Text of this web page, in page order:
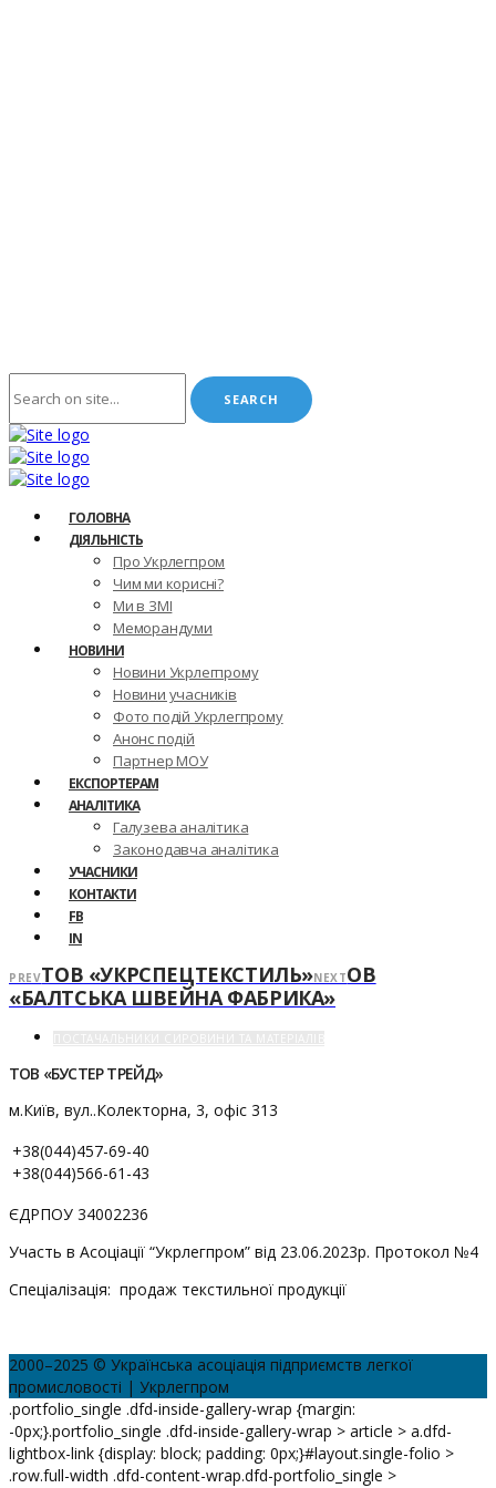
ГОЛОВНА
ДІЯЛЬНІСТЬ
Про Укрлегпром
Чим ми корисні?
Ми в ЗМІ
Меморандуми
НОВИНИ
Новини Укрлегпрому
Новини учасників
Фото подій Укрлегпрому
Анонс подій
Партнер МОУ
ЕКСПОРТЕРАМ
АНАЛІТИКА
Галузева аналітика
Законодавча аналітика
УЧАСНИКИ
КОНТАКТИ
FB
IN
PREVТОВ «УКРСПЕЦТЕКСТИЛЬ»NEXTОВ
«БАЛТСЬКА ШВЕЙНА ФАБРИКА»
ТОВ «БУСТЕР ТРЕЙД»
м.Київ, вул..Колекторна, 3, офіс 313
+38(044)457-69-40
+38(044)566-61-43
ЄДРПОУ 34002236
Участь в Асоціації “Укрлегпром” від 23.06.2023р. Протокол №4
Спеціалізація: продаж текстильної продукції
2000–2025 © Українська асоціація підприємств легкої
промисловості | Укрлегпром
.portfolio_single .dfd-inside-gallery-wrap {margin:
-0px;}.portfolio_single .dfd-inside-gallery-wrap > article > a.dfd-
lightbox-link {display: block; padding: 0px;}#layout.single-folio >
.row.full-width .dfd-content-wrap.dfd-portfolio_single >